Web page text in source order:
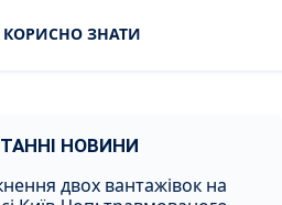
КОРИСНО ЗНАТИ
НОВИНИ
двох вантажівок на